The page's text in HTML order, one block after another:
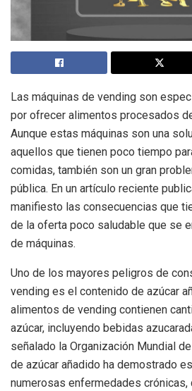
Las máquinas de vending son
por ofrecer alimentos procesados
Aunque estas máquinas son una
aquellos que tienen poco tiempo
comidas, también son un gran
pública. En un artículo reciente
manifiesto las consecuencias que
de la oferta poco saludable que se
de máquinas.
Uno de los mayores peligros de
vending es el contenido de azúcar
alimentos de vending contienen
azúcar, incluyendo bebidas
señalado la Organización Mundial
de azúcar añadido ha demostrado
numerosas enfermedades crónicas,